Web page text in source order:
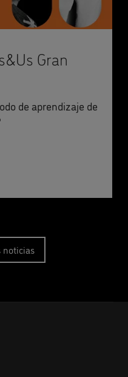
Gran
de aprendizaje de
noticias